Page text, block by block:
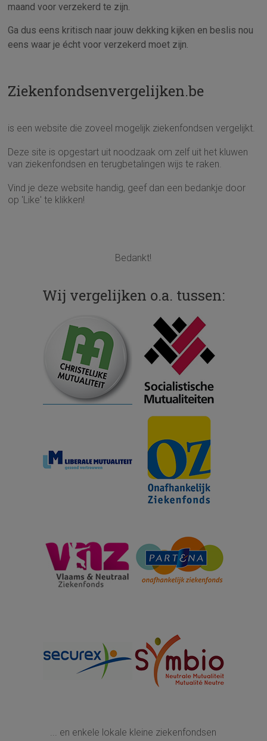
maand voor verzekerd te zijn.
Ga dus eens kritisch naar jouw dekking kijken en beslis nou
eens waar je écht voor verzekerd moet zijn.
Ziekenfondsenvergelijken.be
is een website die zoveel mogelijk ziekenfondsen vergelijkt.
Deze site is opgestart uit noodzaak om zelf uit het kluwen
van ziekenfondsen en terugbetalingen wijs te raken.
Vind je deze website handig, geef dan een bedankje door
op 'Like' te klikken!
Bedankt!
Wij vergelijken o.a. tussen:
... en enkele lokale kleine ziekenfondsen